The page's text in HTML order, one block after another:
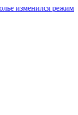
изменился режим